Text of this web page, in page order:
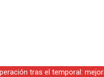
tras el temporal: